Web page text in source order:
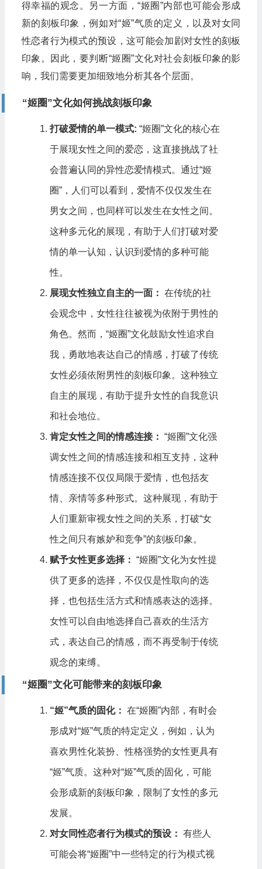
得幸福的观念。另一方面，“姬圈”内部也可能会形成
新的刻板印象，例如对“姬”气质的定义，以及对女同
性恋者行为模式的预设，这可能会加剧对女性的刻板
印象。因此，要判断“姬圈”文化对社会刻板印象的影
响，我们需要更加细致地分析其各个层面。
“姬圈”文化如何挑战刻板印象
打破爱情的单一模式: “姬圈”文化的核心在
于展现女性之间的爱恋，这直接挑战了社
会普遍认同的异性恋爱情模式。通过“姬
圈”，人们可以看到，爱情不仅仅发生在
男女之间，也同样可以发生在女性之间。
这种多元化的展现，有助于人们打破对爱
情的单一认知，认识到爱情的多种可能
性。
展现女性独立自主的一面： 在传统的社
会观念中，女性往往被视为依附于男性的
角色。然而，“姬圈”文化鼓励女性追求自
我，勇敢地表达自己的情感，打破了传统
女性必须依附男性的刻板印象。这种独立
自主的展现，有助于提升女性的自我意识
和社会地位。
肯定女性之间的情感连接： “姬圈”文化强
调女性之间的情感连接和相互支持，这种
情感连接不仅仅局限于爱情，也包括友
情、亲情等多种形式。这种展现，有助于
人们重新审视女性之间的关系，打破“女
性之间只有嫉妒和竞争”的刻板印象。
赋予女性更多选择： “姬圈”文化为女性提
供了更多的选择，不仅仅是性取向的选
择，也包括生活方式和情感表达的选择。
女性可以自由地选择自己喜欢的生活方
式，表达自己的情感，而不再受制于传统
观念的束缚。
“姬圈”文化可能带来的刻板印象
“姬”气质的固化： 在“姬圈”内部，有时会
形成对“姬”气质的特定定义，例如，认为
喜欢男性化装扮、性格强势的女性更具有
“姬”气质。这种对“姬”气质的固化，可能
会形成新的刻板印象，限制了女性的多元
发展。
对女同性恋者行为模式的预设： 有些人
可能会将“姬圈”中一些特定的行为模式视